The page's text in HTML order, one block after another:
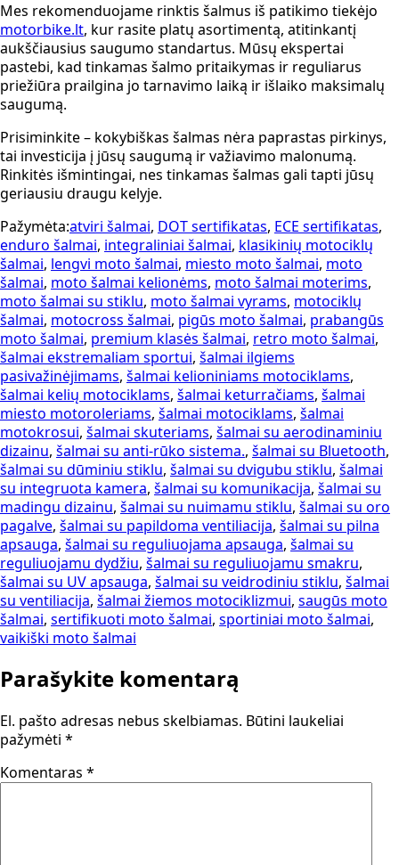
Mes rekomenduojame rinktis šalmus iš patikimo tiekėjo
motorbike.lt, kur rasite platų asortimentą, atitinkantį
aukščiausius saugumo standartus. Mūsų ekspertai
pastebi, kad tinkamas šalmo pritaikymas ir reguliarus
priežiūra prailgina jo tarnavimo laiką ir išlaiko maksimalų
saugumą.
Prisiminkite – kokybiškas šalmas nėra paprastas pirkinys,
tai investicija į jūsų saugumą ir važiavimo malonumą.
Rinkitės išmintingai, nes tinkamas šalmas gali tapti jūsų
geriausiu draugu kelyje.
Pažymėta:atviri šalmai, DOT sertifikatas, ECE sertifikatas,
enduro šalmai, integraliniai šalmai, klasikinių motociklų
šalmai, lengvi moto šalmai, miesto moto šalmai, moto
šalmai, moto šalmai kelionėms, moto šalmai moterims,
moto šalmai su stiklu, moto šalmai vyrams, motociklų
šalmai, motocross šalmai, pigūs moto šalmai, prabangūs
moto šalmai, premium klasės šalmai, retro moto šalmai,
šalmai ekstremaliam sportui, šalmai ilgiems
pasivažinėjimams, šalmai kelioniniams motociklams,
šalmai kelių motociklams, šalmai keturračiams, šalmai
miesto motoroleriams, šalmai motociklams, šalmai
motokrosui, šalmai skuteriams, šalmai su aerodinaminiu
dizainu, šalmai su anti-rūko sistema., šalmai su Bluetooth,
šalmai su dūminiu stiklu, šalmai su dvigubu stiklu, šalmai
su integruota kamera, šalmai su komunikacija, šalmai su
madingu dizainu, šalmai su nuimamu stiklu, šalmai su oro
pagalve, šalmai su papildoma ventiliacija, šalmai su pilna
apsauga, šalmai su reguliuojama apsauga, šalmai su
reguliuojamu dydžiu, šalmai su reguliuojamu smakru,
šalmai su UV apsauga, šalmai su veidrodiniu stiklu, šalmai
su ventiliacija, šalmai žiemos motociklizmui, saugūs moto
šalmai, sertifikuoti moto šalmai, sportiniai moto šalmai,
vaikiški moto šalmai
Parašykite komentarą
El. pašto adresas nebus skelbiamas. Būtini laukeliai
pažymėti *
Komentaras *